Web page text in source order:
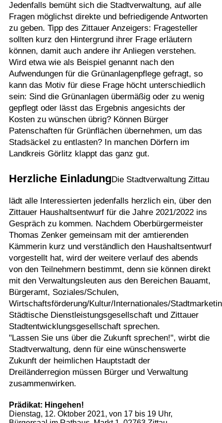
Jedenfalls bemüht sich die Stadtverwaltung, auf alle
Fragen möglichst direkte und befriedigende Antworten
zu geben. Tipp des Zittauer Anzeigers: Fragesteller
sollten kurz den Hintergrund ihrer Frage erläutern
können, damit auch andere ihr Anliegen verstehen.
Wird etwa wie als Beispiel genannt nach den
Aufwendungen für die Grünanlagenpflege gefragt, so
kann das Motiv für diese Frage höcht unterschiedlich
sein: Sind die Grünanlagen übermäßig oder zu wenig
gepflegt oder lässt das Ergebnis angesichts der
Kosten zu wünschen übrig? Können Bürger
Patenschaften für Grünflächen übernehmen, um das
Stadsäckel zu entlasten? In manchen Dörfern im
Landkreis Görlitz klappt das ganz gut.
Herzliche EinladungDie Stadtverwaltung Zittau
lädt alle Interessierten jedenfalls herzlich ein, über den
Zittauer Haushaltsentwurf für die Jahre 2021/2022 ins
Gespräch zu kommen. Nachdem Oberbürgermeister
Thomas Zenker gemeinsam mit der amtierenden
Kämmerin kurz und verständlich den Haushaltsentwurf
vorgestellt hat, wird der weitere verlauf des abends
von den Teilnehmern bestimmt, denn sie können direkt
mit den Verwaltungsleuten aus den Bereichen Bauamt,
Bürgeramt, Soziales/Schulen,
Wirtschaftsförderung/Kultur/Internationales/
Städtische Dienstleistungsgesellschaft und Zittauer
Stadtentwicklungsgesellschaft sprechen.
"Lassen Sie uns über die Zukunft sprechen!", wirbt die
Stadtverwaltung, denn für eine wünschenswerte
Zukunft der heimlichen Hauptstadt der
Dreiländerregion müssen Bürger und Verwaltung
zusammenwirken.
Prädikat: Hingehen!
Dienstag, 12. Oktober 2021, von 17 bis 19 Uhr,